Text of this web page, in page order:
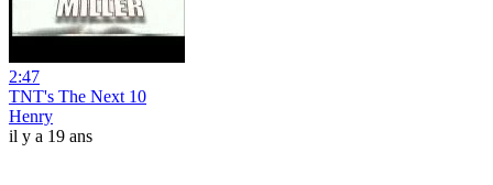
2:47
TNT's The Next 10
Henry
il y a 19 ans